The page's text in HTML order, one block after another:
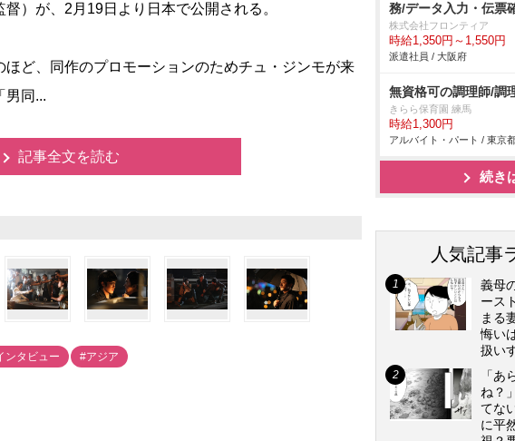
督）が、2月19日より日本で公開される。
ど、同作のプロモーションのためチュ・ジンモが来
男同...
記事全文を読む
ンタビュー #アジア
務/データ入力・伝票
株式会社フロンティア
時給1,350円～1,550円
派遣社員 / 大阪府
無資格可の調理師/調
きらら保育園 練馬
時給1,300円
アルバイト・パート / 東京
続き
人気記事
義母
ース
まる
悔い
扱い
「あ
ね？
てな
に平